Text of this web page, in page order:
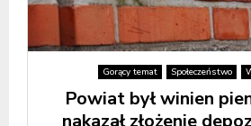
Gorący temat Społeczeństwo
Powiat był winien